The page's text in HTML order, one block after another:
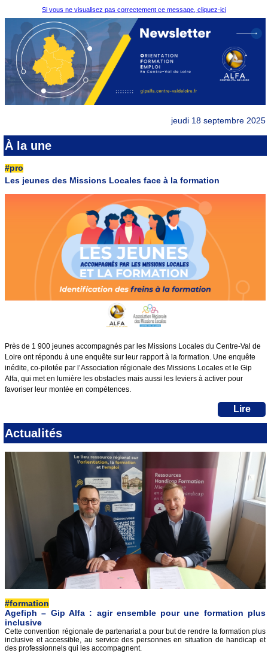
Si vous ne visualisez pas correctement ce message, cliquez-ici
jeudi 18 septembre 2025
À la une
#pro
Les jeunes des Missions Locales face à la formation
Près de 1 900 jeunes accompagnés par les Missions Locales du Centre-Val de
Loire ont répondu à une enquête sur leur rapport à la formation. Une enquête
inédite, co-pilotée par l’Association régionale des Missions Locales et le Gip
Alfa, qui met en lumière les obstacles mais aussi les leviers à activer pour
favoriser leur montée en compétences.
Lire
Actualités
#formation
Agefiph – Gip Alfa : agir ensemble pour une formation plus
inclusive
Cette convention régionale de partenariat a pour but de rendre la formation plus
inclusive et accessible, au service des personnes en situation de handicap et
des professionnels qui les accompagnent.